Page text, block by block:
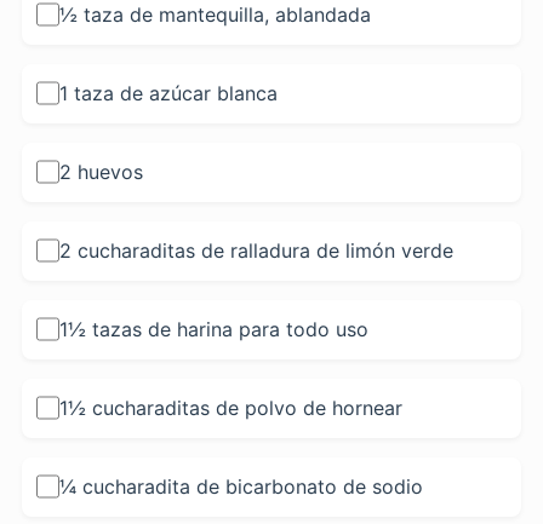
½ taza de mantequilla, ablandada
1 taza de azúcar blanca
2 huevos
2 cucharaditas de ralladura de limón verde
1½ tazas de harina para todo uso
1½ cucharaditas de polvo de hornear
¼ cucharadita de bicarbonato de sodio